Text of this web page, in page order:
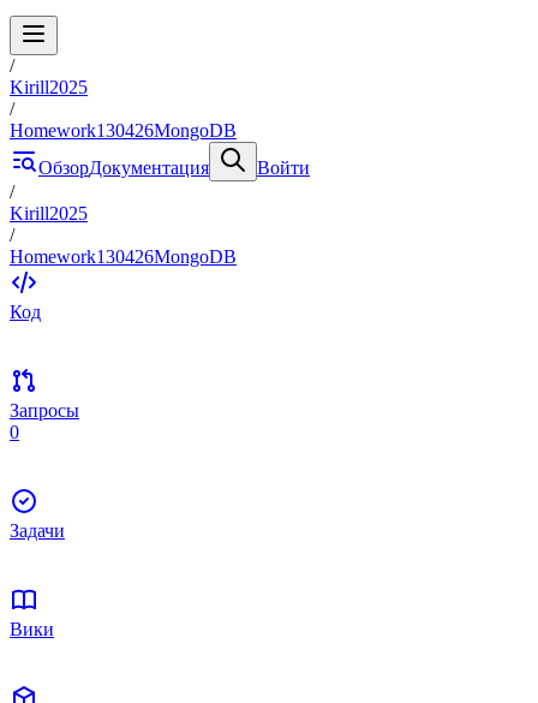
/
Kirill2025
/
Homework130426MongoDB
ОбзорДокументация
Войти
/
Kirill2025
/
Homework130426MongoDB
Код
Запросы
0
Задачи
Вики